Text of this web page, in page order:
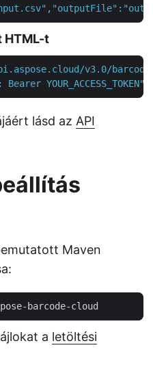
HTML-t
v3.0/
YOUR_ACCESS_TOKEN"
lásd az API
Maven
a letöltési